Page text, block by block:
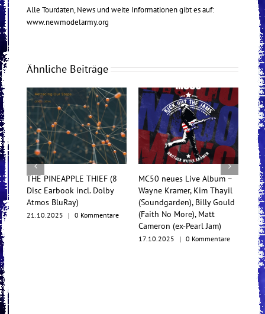
Alle Tourdaten, News und weite Informationen gibt es auf:
www.newmodelarmy.org
Ähnliche Beiträge
THE PINEAPPLE THIEF (8
Disc Earbook incl. Dolby
Atmos BluRay)
21.10.2025 | 0 Kommentare
MC50 neues Live Album –
Wayne Kramer, Kim Thayil
(Soundgarden), Billy Gould
(Faith No More), Matt
Cameron (ex-Pearl Jam)
17.10.2025 | 0 Kommentare